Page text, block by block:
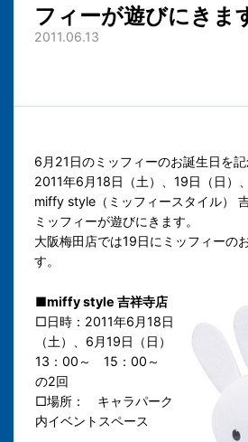
フィーが遊びにきま
2011.06.13
6月21日のミッフィーのお誕生日を記
2011年6月18日（土）、19日（日）、
miffy style（ミッフィースタイル）
ミッフィーが遊びにきます。
大阪梅田店では19日にミッフィーの
す。
■miffy style 吉祥寺店
□日時：2011年6月18日
（土）、6月19日（日）
13：00～ 15：00～
の2回
□場所： キャラパーク
内イベントスペース